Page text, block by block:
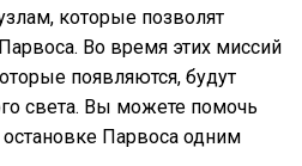
которые позволят
Во время этих миссий
появляются, будут
света. Вы можете помочь
Парвоса одним